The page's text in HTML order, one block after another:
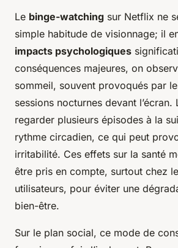
Le binge-watching sur Netflix ne
simple habitude de visionnage; il
impacts psychologiques
conséquences majeures, on
sommeil, souvent provoqués par
sessions nocturnes devant l’écran.
regarder plusieurs épisodes à la
rythme circadien, ce qui peut
irritabilité. Ces effets sur la santé
être pris en compte, surtout chez
utilisateurs, pour éviter une
bien-être.
Sur le plan social, ce mode de